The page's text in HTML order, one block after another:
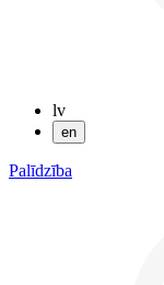
lv
en
Palīdzība